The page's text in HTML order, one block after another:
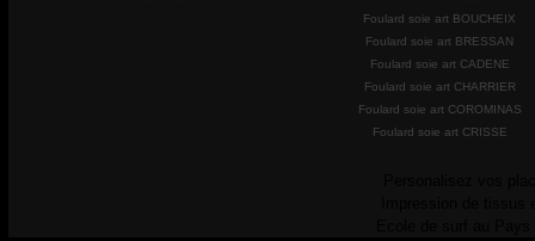
Foulard soie art BOUCHEIX
Foulard soie art BRESSAN
Foulard soie art CADENE
Foulard soie art CHARRIER
Foulard soie art COROMINAS
Foulard soie art CRISSE